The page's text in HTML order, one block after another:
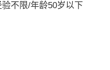
不限/年龄50岁以下